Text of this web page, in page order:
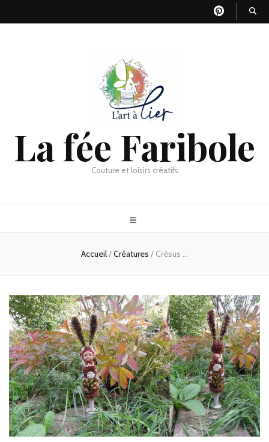
La fée Faribole
Couture et loisirs créatifs
Accueil/Créatures / Crésus …